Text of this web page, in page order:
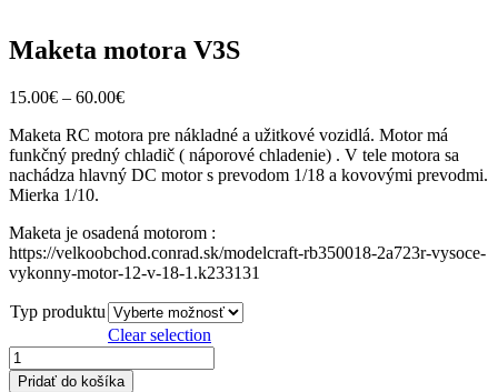
Maketa motora V3S
15.00€ – 60.00€
Maketa RC motora pre nákladné a užitkové vozidlá. Motor má
funkčný predný chladič ( náporové chladenie) . V tele motora sa
nachádza hlavný DC motor s prevodom 1/18 a kovovými prevodmi.
Mierka 1/10.
Maketa je osadená motorom :
https://velkoobchod.conrad.sk/modelcraft-rb350018-2a723r-vysoce-
vykonny-motor-12-v-18-1.k233131
Typ produktu
Clear selection
množstvo
Maketa
Pridať do košíka